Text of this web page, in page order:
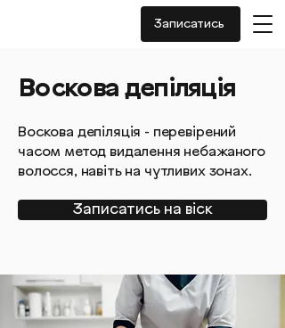
Записатись
Воскова депіляція
Воскова депіляція - перевірений
часом метод видалення небажаного
волосся, навіть на чутливих зонах.
Записатись на віск